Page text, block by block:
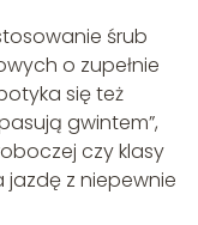
śrub
o zupełnie
się też
gwintem”,
czy klasy
z niepewnie